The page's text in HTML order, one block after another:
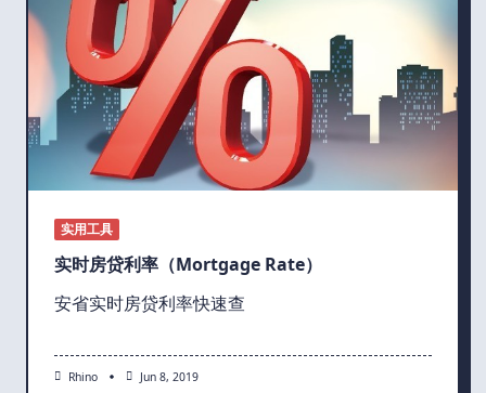
实用工具
实时房贷利率（Mortgage Rate）
安省实时房贷利率快速查
Rhino Jun 8, 2019